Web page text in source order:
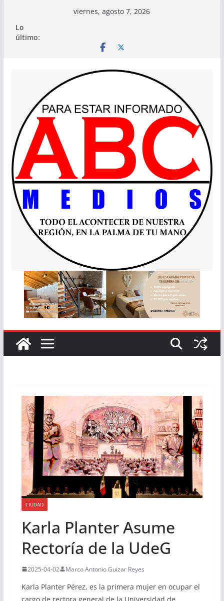
contenido
viernes, agosto 7, 2026
Lo
último:
CIUDAD
Karla Planter Asume
Rectoría de la UdeG
2025-04-02 Marco Antonio Guizar Reyes
Karla Planter Pérez, es la primera mujer en ocupar el